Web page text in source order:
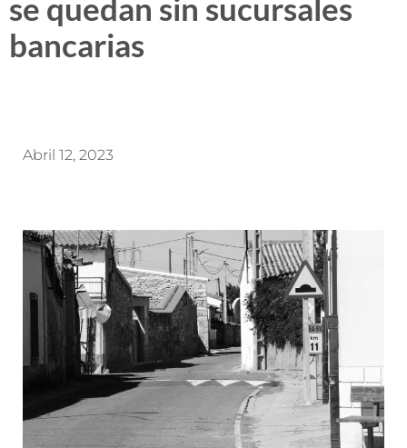
se quedan sin sucursales
bancarias
Abril 12, 2023